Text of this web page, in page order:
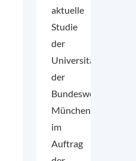
aktuelle
Studie
der
Universität
der
Bundeswehr
München
im
Auftrag